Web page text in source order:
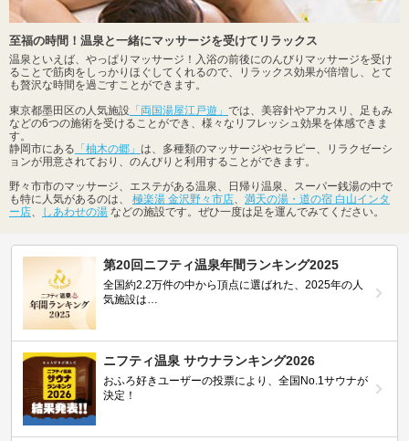
至福の時間！温泉と一緒にマッサージを受けてリラックス
温泉といえば、やっぱりマッサージ！入浴の前後にのんびりマッサージを受け
ることで筋肉をしっかりほぐしてくれるので、リラックス効果が倍増し、とて
も贅沢な時間を過ごすことができます。
東京都墨田区の人気施設 「両国湯屋江戸遊」 では、美容針やアカスリ、足もみ
などの6つの施術を受けることができ、様々なリフレッシュ効果を体感できま
す。
静岡市にある 「柚木の郷」 は、多種類のマッサージやセラピー、リラクゼーシ
ョンが用意されており、のんびりと利用することができます。
野々市市のマッサージ、エステがある温泉、日帰り温泉、スーパー銭湯の中で
も特に人気があるのは、 極楽湯 金沢野々市店
満天の湯・道の宿 白山インタ
ー店
しあわせの湯 などの施設です。ぜひ一度は足を運んでみてください。
第20回ニフティ温泉年間ランキング2025
全国約2.2万件の中から頂点に選ばれた、2025年の人
気施設は…
ニフティ温泉 サウナランキング2026
おふろ好きユーザーの投票により、全国No.1サウナが
決定！